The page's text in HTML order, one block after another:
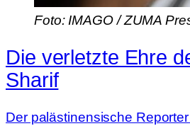
Foto: IMAGO / ZUMA
Die verletzte Ehre
Sharif
Der palästinensische